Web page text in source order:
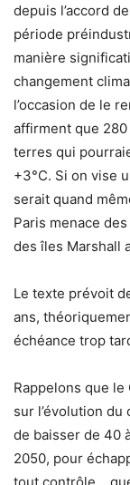
depuis l’accord
période
manière
changement
l’occasion de le
affirment que
terres qui
+3°C. Si on vise
serait quand
Paris menace
des îles Marshall
Le texte prévoit
ans,
échéance trop
Rappelons que
sur l’évolution du
de baisser de 40
2050, pour
tout contrôle…